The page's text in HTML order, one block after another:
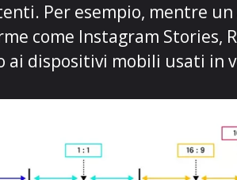
Per esempio, mentre un
come Instagram Stories,
ai dispositivi mobili usati in